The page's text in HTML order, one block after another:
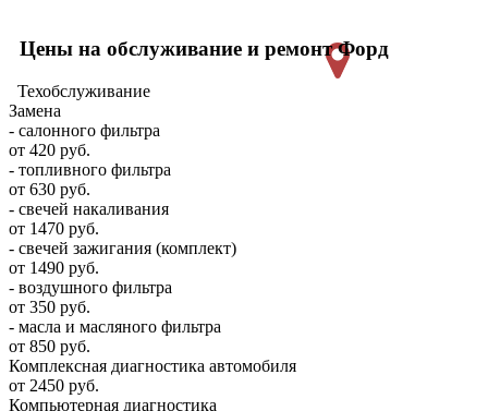
Цены на обслуживание и ремонт Форд
Техобслуживание
Замена
- салонного фильтра
от 420 руб.
- топливного фильтра
от 630 руб.
- свечей накаливания
от 1470 руб.
- свечей зажигания (комплект)
от 1490 руб.
- воздушного фильтра
от 350 руб.
- масла и масляного фильтра
от 850 руб.
Комплексная диагностика автомобиля
от 2450 руб.
Компьютерная диагностика